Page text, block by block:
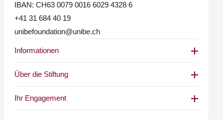
IBAN: CH63 0079 0016 6029 4328 6
+41 31 684 40 19
unibefoundation@unibe.ch
Informationen
Über die Stiftung
Ihr Engagement